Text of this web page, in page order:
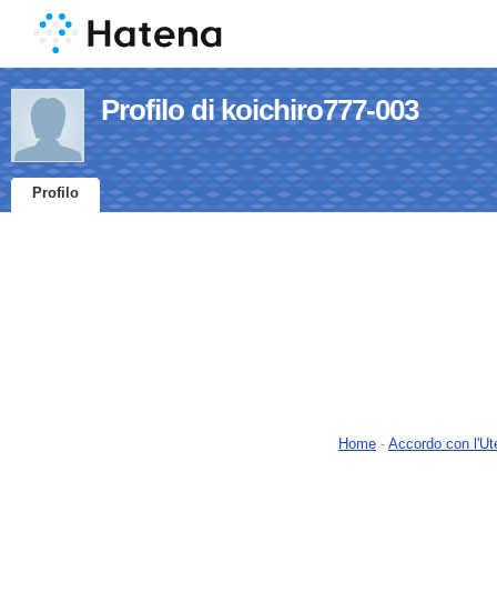
Profilo di koichiro777-003
Profilo
Home - Accordo con